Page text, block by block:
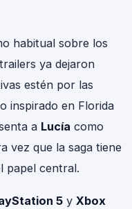
habitual sobre los
ya dejaron
estén por las
inspirado en Florida
a Lucía como
vez que la saga tiene
papel central.
5 y Xbox